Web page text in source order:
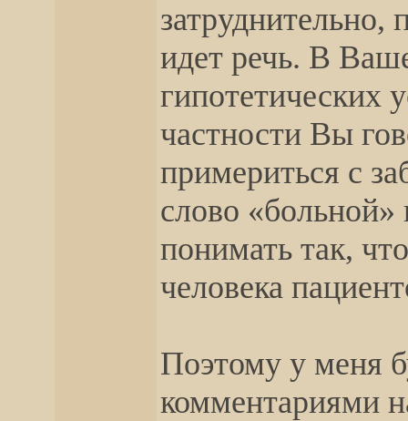
идет речь. В
гипотетических
частности Вы
примериться с
слово
понимать так,
человека
Поэтому у меня
комментариями